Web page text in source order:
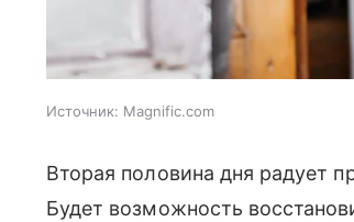
Источник: Magnific.com
Вторая половина дня радует
Будет возможность